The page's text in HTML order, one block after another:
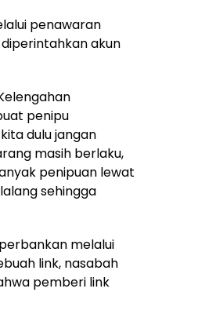
penawaran
akun
penipu
dulu jangan
masih berlaku,
penipuan lewat
sehingga
melalui
link, nasabah
pemberi link